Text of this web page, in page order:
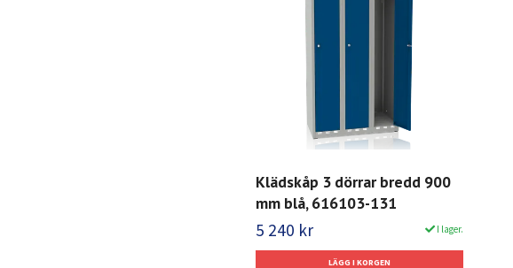
Klädskåp 3 dörrar bredd 900
mm blå, 616103-131
5 240 kr I lager.